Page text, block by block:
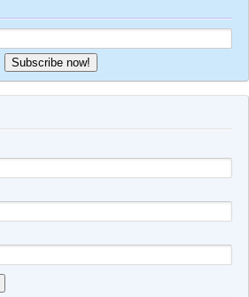
Subscribe now!